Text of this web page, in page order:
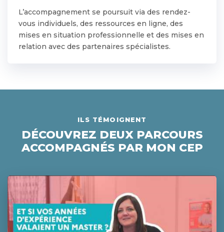
L’accompagnement se poursuit via des rendez-
vous individuels, des ressources en ligne, des
mises en situation professionnelle et des mises en
relation avec des partenaires spécialistes.
ILS TÉMOIGNENT
DÉCOUVREZ DEUX PARCOURS
ACCOMPAGNÉS PAR MON CEP